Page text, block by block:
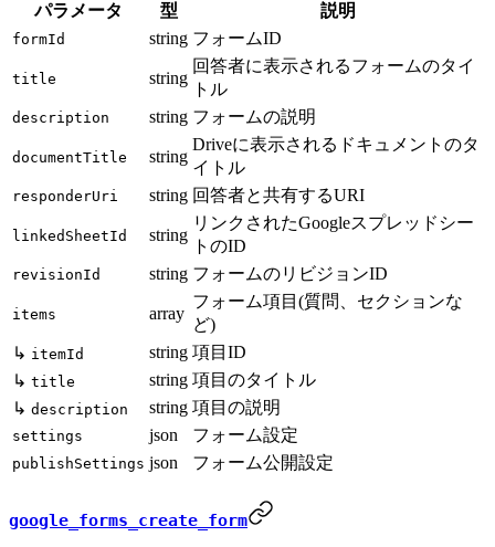
パラメータ 型 説明
formId string フォームID
title string
回答者に表示されるフォームのタイ
トル
description string フォームの説明
documentTitle string
Driveに表示されるドキュメントのタ
イトル
responderUri string 回答者と共有するURI
linkedSheetId string
リンクされたGoogleスプレッドシー
トのID
revisionId string フォームのリビジョンID
items array
フォーム項目(質問、セクションな
ど)
↳ itemId string 項目ID
↳ title string 項目のタイトル
↳ description string 項目の説明
settings json フォーム設定
publishSettings json フォーム公開設定
google_forms_create_form